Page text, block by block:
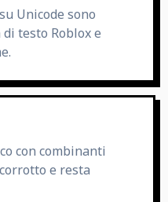
Unicode sono
testo Roblox e
con combinanti
e resta